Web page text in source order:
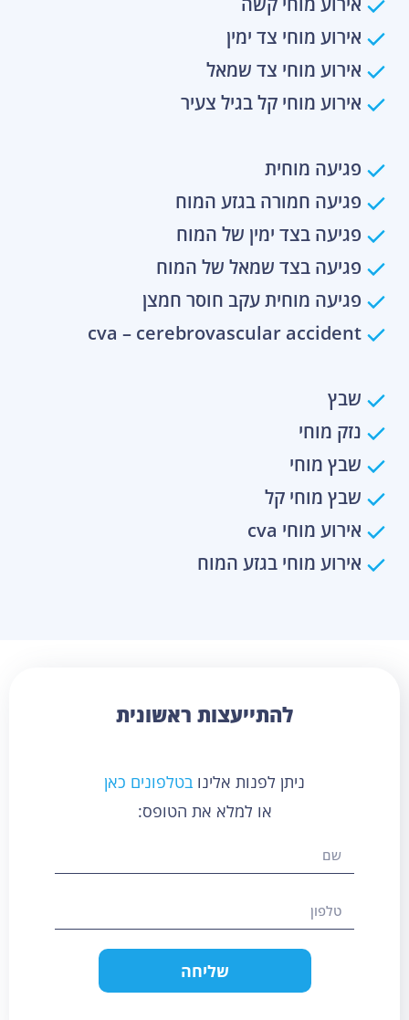
אירוע מוחי צד ימין
אירוע מוחי צד שמאל
אירוע מוחי קל בגיל צעיר
פגיעה מוחית
פגיעה חמורה בגזע המוח
פגיעה בצד ימין של המוח
פגיעה בצד שמאל של המוח
פגיעה מוחית עקב חוסר חמצן
cva – cerebrovascular accident
שבץ
נזק מוחי
שבץ מוחי
שבץ מוחי קל
אירוע מוחי cva
אירוע מוחי בגזע המוח
להתייעצות ראשונית
ניתן לפנות אלינו בטלפונים כאן
או למלא את הטופס:
שליחה